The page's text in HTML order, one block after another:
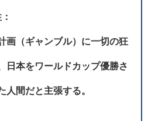
画（ギャンブル）に一切の狂
日本をワールドカップ優勝さ
間だと主張する。